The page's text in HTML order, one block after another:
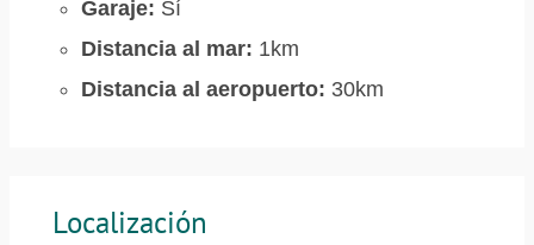
Garaje: Sí
Distancia al mar: 1km
Distancia al aeropuerto: 30km
Localización